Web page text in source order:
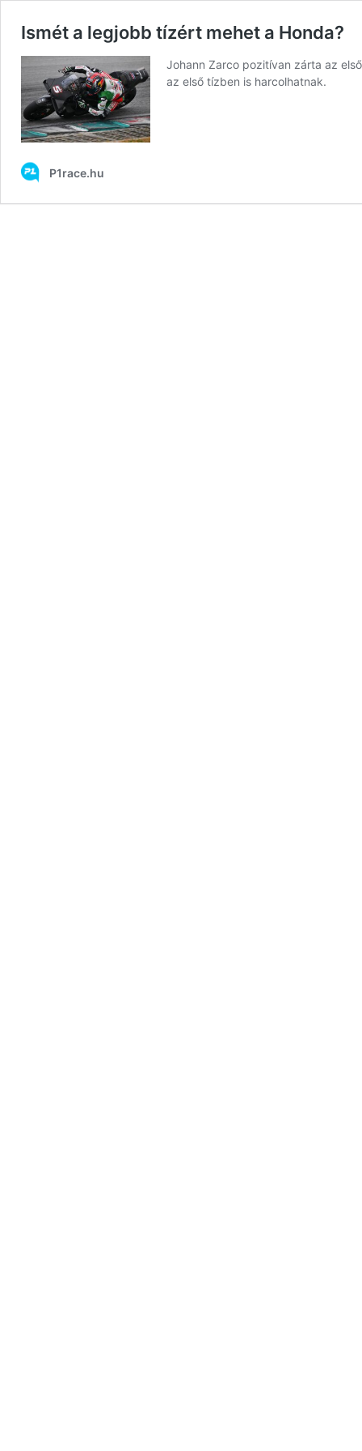
Ismét a legjobb tízért mehet a Honda?
Johann Zarco pozitívan zárta az
az első tízben is harcolhatnak.
P1race.hu